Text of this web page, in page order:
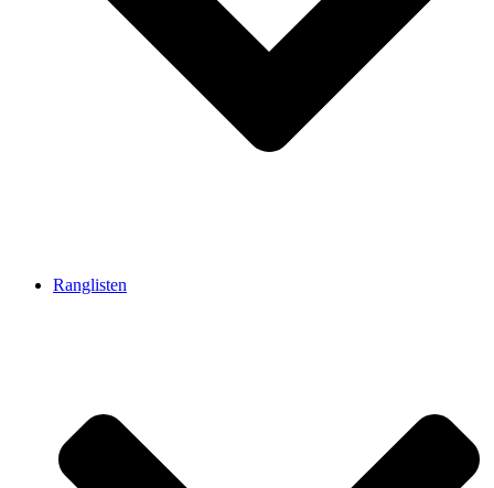
Ranglisten